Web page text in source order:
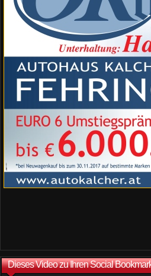
Dieses Video zu Ihren Social